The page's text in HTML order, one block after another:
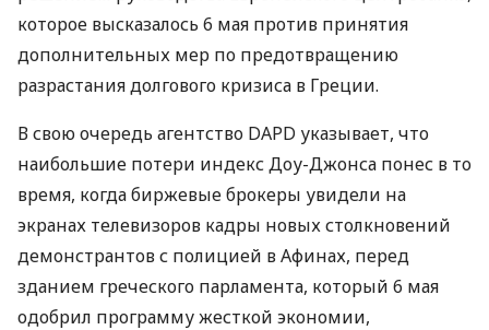
которое высказалось 6 мая против принятия
дополнительных мер по предотвращению
разрастания долгового кризиса в Греции.
В свою очередь агентство DAPD указывает, что
наибольшие потери индекс Доу-Джонса понес в то
время, когда биржевые брокеры увидели на
экранах телевизоров кадры новых столкновений
демонстрантов с полицией в Афинах, перед
зданием греческого парламента, который 6 мая
одобрил программу жесткой экономии,